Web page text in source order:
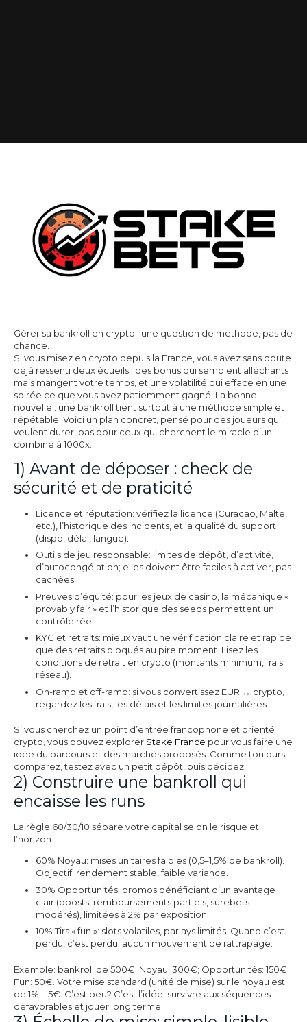
Gérer sa bankroll en crypto : une question de méthode, pas de
chance.
Si vous misez en crypto depuis la France, vous avez sans doute
déjà ressenti deux écueils : des bonus qui semblent alléchants
mais mangent votre temps, et une volatilité qui efface en une
soirée ce que vous avez patiemment gagné. La bonne
nouvelle : une bankroll tient surtout à une méthode simple et
répétable. Voici un plan concret, pensé pour des joueurs qui
veulent durer, pas pour ceux qui cherchent le miracle d’un
combiné à 1000x.
1) Avant de déposer : check de
sécurité et de praticité
Licence et réputation: vérifiez la licence (Curacao, Malte,
etc.), l’historique des incidents, et la qualité du support
(dispo, délai, langue).
Outils de jeu responsable: limites de dépôt, d’activité,
d’autocongélation; elles doivent être faciles à activer, pas
cachées.
Preuves d’équité: pour les jeux de casino, la mécanique «
provably fair » et l’historique des seeds permettent un
contrôle réel.
KYC et retraits: mieux vaut une vérification claire et rapide
que des retraits bloqués au pire moment. Lisez les
conditions de retrait en crypto (montants minimum, frais
réseau).
On-ramp et off-ramp: si vous convertissez EUR ↔ crypto,
regardez les frais, les délais et les limites journalières.
Si vous cherchez un point d’entrée francophone et orienté
crypto, vous pouvez explorer Stake France pour vous faire une
idée du parcours et des marchés proposés. Comme toujours:
comparez, testez avec un petit dépôt, puis décidez.
2) Construire une bankroll qui
encaisse les runs
La règle 60/30/10 sépare votre capital selon le risque et
l’horizon:
60% Noyau: mises unitaires faibles (0,5–1,5% de bankroll).
Objectif: rendement stable, faible variance.
30% Opportunités: promos bénéficiant d’un avantage
clair (boosts, remboursements partiels, surebets
modérés), limitées à 2% par exposition.
10% Tirs « fun »: slots volatiles, parlays limités. Quand c’est
perdu, c’est perdu; aucun mouvement de rattrapage.
Exemple: bankroll de 500€. Noyau: 300€; Opportunités: 150€;
Fun: 50€. Votre mise standard (unité de mise) sur le noyau est
de 1% = 5€. C’est peu? C’est l’idée: survivre aux séquences
défavorables et jouer long terme.